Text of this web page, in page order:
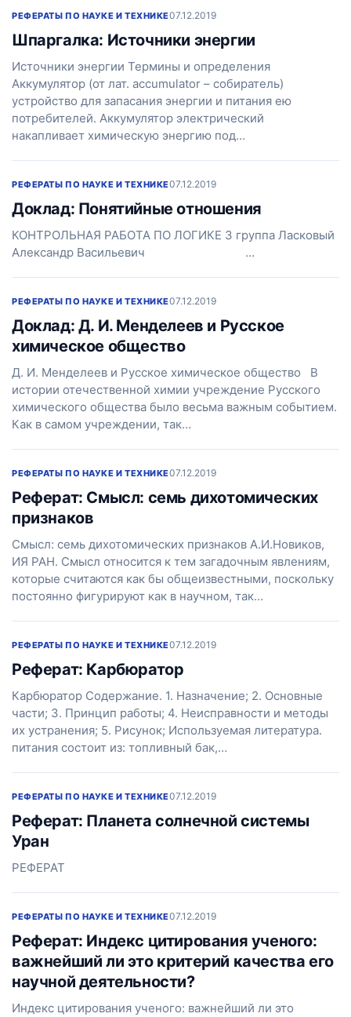
РЕФЕРАТЫ ПО НАУКЕ И ТЕХНИКЕ07.12.2019
Шпаргалка: Источники энергии
Источники энергии Термины и определения
Аккумулятор (от лат. accumulator – собиратель)
устройство для запасания энергии и питания ею
потребителей. Аккумулятор электрический
накапливает химическую энергию под…
РЕФЕРАТЫ ПО НАУКЕ И ТЕХНИКЕ07.12.2019
Доклад: Понятийные отношения
КОНТРОЛЬНАЯ РАБОТА ПО ЛОГИКЕ 3 группа Ласковый
Александр Васильевич …
РЕФЕРАТЫ ПО НАУКЕ И ТЕХНИКЕ07.12.2019
Доклад: Д. И. Менделеев и Русское
химическое общество
Д. И. Менделеев и Русское химическое общество В
истории отечественной химии учреждение Русского
химического общества было весьма важным событием.
Как в самом учреждении, так…
РЕФЕРАТЫ ПО НАУКЕ И ТЕХНИКЕ07.12.2019
Реферат: Смысл: семь дихотомических
признаков
Смысл: семь дихотомических признаков A.И.Новиков,
ИЯ РАН. Смысл относится к тем загадочным явлениям,
которые считаются как бы общеизвестными, поскольку
постоянно фигурируют как в научном, так…
РЕФЕРАТЫ ПО НАУКЕ И ТЕХНИКЕ07.12.2019
Реферат: Карбюратор
Карбюратор Содержание. 1. Назначение; 2. Основные
части; 3. Принцип работы; 4. Неисправности и методы
их устранения; 5. Рисунок; Используемая литература.
питания состоит из: топливный бак,…
РЕФЕРАТЫ ПО НАУКЕ И ТЕХНИКЕ07.12.2019
Реферат: Планета солнечной системы
Уран
РЕФЕРАТ
РЕФЕРАТЫ ПО НАУКЕ И ТЕХНИКЕ07.12.2019
Реферат: Индекс цитирования ученого:
важнейший ли это критерий качества его
научной деятельности?
Индекс цитирования ученого: важнейший ли это